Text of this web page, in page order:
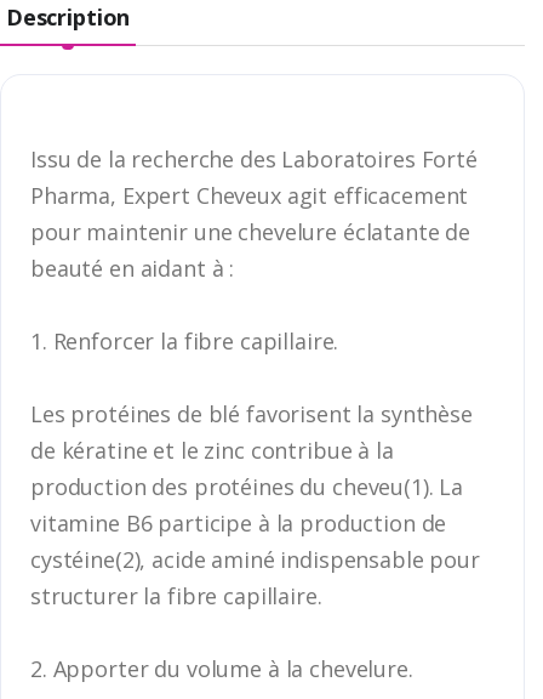
Description
Issu de la recherche des Laboratoires Forté
Pharma, Expert Cheveux agit efficacement
pour maintenir une chevelure éclatante de
beauté en aidant à :
1. Renforcer la fibre capillaire.
Les protéines de blé favorisent la synthèse
de kératine et le zinc contribue à la
production des protéines du cheveu(1). La
vitamine B6 participe à la production de
cystéine(2), acide aminé indispensable pour
structurer la fibre capillaire.
2. Apporter du volume à la chevelure.